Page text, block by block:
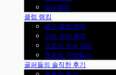
골프웨어
클럽 랭킹
골프 클럽 랭킹
기타 장비 랭킹
프로의 우승 장비
프로의 가방털기
골퍼들의 솔직한 후기